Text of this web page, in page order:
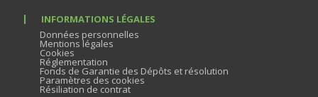
INFORMATIONS LÉGALES
Données personnelles
Mentions légales
Cookies
Réglementation
Fonds de Garantie des Dépôts et résolution
Paramètres des cookies
Résiliation de contrat